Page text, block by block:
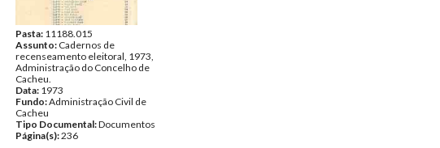
Pasta: 11188.015
Assunto: Cadernos de
recenseamento eleitoral, 1973,
Administração do Concelho de
Cacheu.
Data: 1973
Fundo:Administração Civil de
Cacheu
Tipo Documental:Documentos
Página(s):236